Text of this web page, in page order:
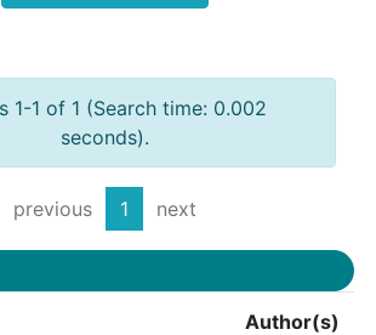
1-1 of 1 (Search time: 0.002
seconds).
previous 1 next
Author(s)